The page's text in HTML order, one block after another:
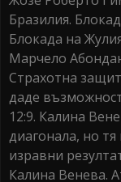
Бразилия.
Блокада на
Марчело
Страхотна
даде
12:9. Калина
диагонала, но тя
изравни
Калина Венева.